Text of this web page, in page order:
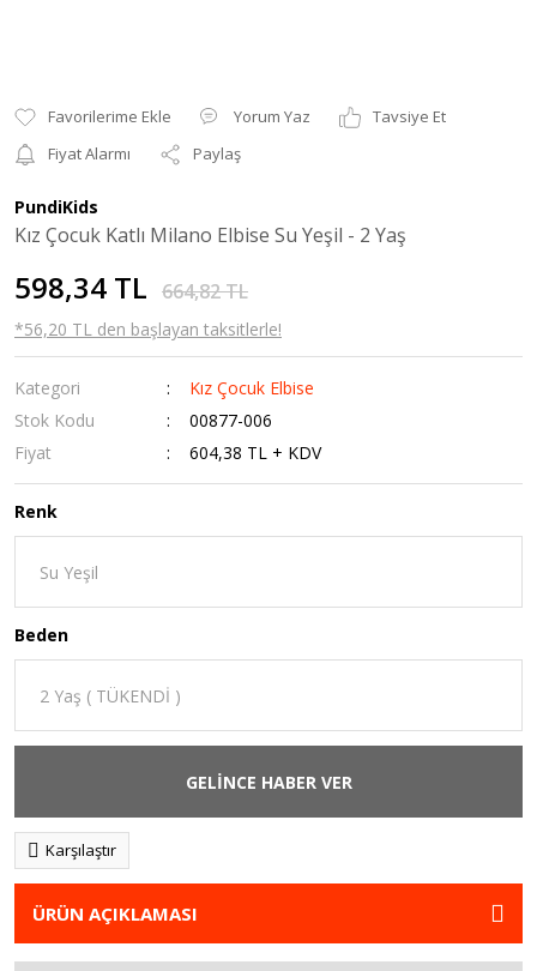
Yorum Yaz
Tavsiye Et
Fiyat Alarmı
Paylaş
PundiKids
Kız Çocuk Katlı Milano Elbise Su Yeşil - 2 Yaş
598,34 TL 664,82 TL
*56,20 TL den başlayan taksitlerle!
Kategori
Kız Çocuk Elbise
Stok Kodu
00877-006
Fiyat
604,38 TL + KDV
Renk
Beden
GELİNCE HABER VER
Karşılaştır
ÜRÜN AÇIKLAMASI